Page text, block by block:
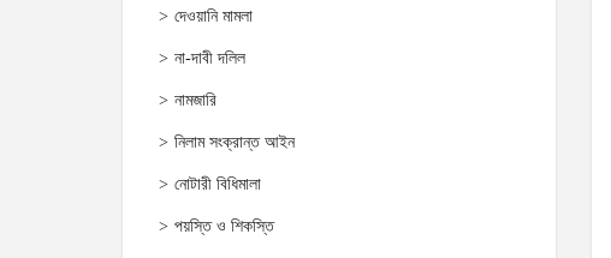
দেওয়ানি মামলা
না-দাবী দলিল
নামজারি
নিলাম সংক্রান্ত আইন
নোটারী বিধিমালা
পয়স্তি ও শিকস্তি